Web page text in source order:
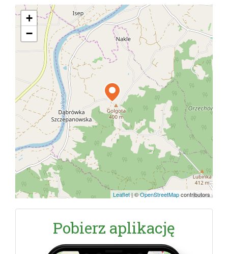
+
−
Leaflet|©OpenStreetMapcontributors
Pobierz aplikację